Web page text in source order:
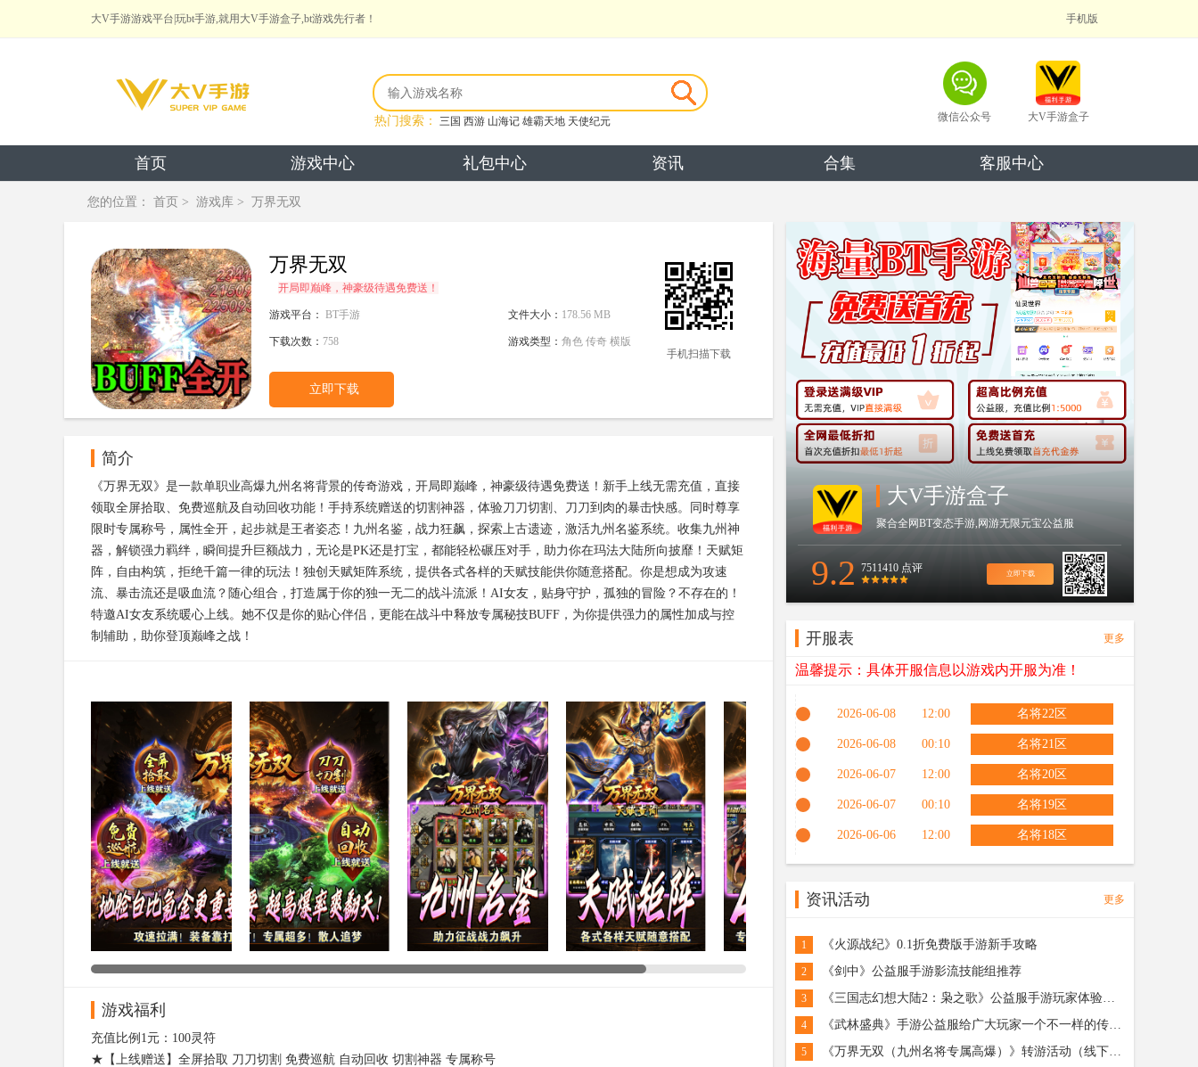
大V手游游戏平台|玩bt手游,就用大V手游盒子,bt游戏先行者！ 手机版
热门搜索： 三国 西游 山海记 雄霸天地 天使纪元 大V手游盒子
微信公众号
首页 游戏中心 礼包中心 资讯 合集 客服中心
您的位置： 首页 > 游戏库 > 万界无双
万界无双
开局即巅峰，神豪级待遇免费送！
游戏平台： BT手游 文件大小： 178.56 MB
下载次数： 758 游戏类型： 角色 传奇 横版
立即下载
手机扫描下载
简介
《万界无双》是一款单职业高爆九州名将背景的传奇游戏，开局即巅峰，神豪级待遇免费送！新手上线无需充值，直接
领取全屏拾取、免费巡航及自动回收功能！手持系统赠送的切割神器，体验刀刀切割、刀刀到肉的暴击快感。同时尊享
限时专属称号，属性全开，起步就是王者姿态！九州名鉴，战力狂飙，探索上古遗迹，激活九州名鉴系统。收集九州神
器，解锁强力羁绊，瞬间提升巨额战力，无论是PK还是打宝，都能轻松碾压对手，助力你在玛法大陆所向披靡！天赋矩
阵，自由构筑，拒绝千篇一律的玩法！独创天赋矩阵系统，提供各式各样的天赋技能供你随意搭配。你是想成为攻速
流、暴击流还是吸血流？随心组合，打造属于你的独一无二的战斗流派！AI女友，贴身守护，孤独的冒险？不存在的！
特邀AI女友系统暖心上线。她不仅是你的贴心伴侣，更能在战斗中释放专属秘技BUFF，为你提供强力的属性加成与控
制辅助，助你登顶巅峰之战！
游戏福利
充值比例1元：100灵符
★【上线赠送】全屏拾取 刀刀切割 免费巡航 自动回收 切割神器 专属称号
大V手游盒子
聚合全网BT变态手游,网游无限元宝公益服
9.2 7511410 点评 立即下载
开服表 更多
温馨提示：具体开服信息以游戏内开服为准！
2026-06-08 12:00 名将22区
2026-06-08 00:10 名将21区
2026-06-07 12:00 名将20区
2026-06-07 00:10 名将19区
2026-06-06 12:00 名将18区
资讯活动 更多
1 《火源战纪》0.1折免费版手游新手攻略
2 《剑中》公益服手游影流技能组推荐
3
4
5